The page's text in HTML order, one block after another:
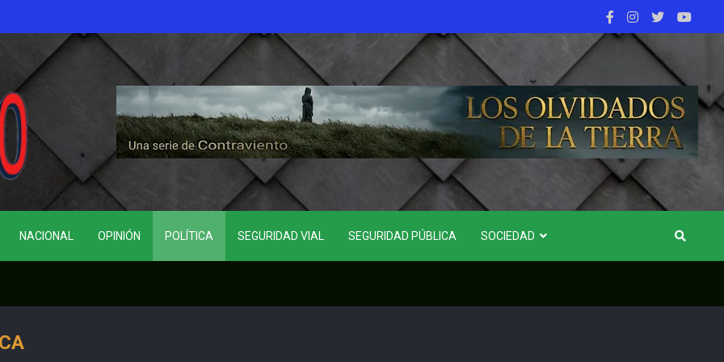
NACIONAL OPINIÓN POLÍTICA SEGURIDAD VIAL SEGURIDAD PÚBLICA SOCIEDAD